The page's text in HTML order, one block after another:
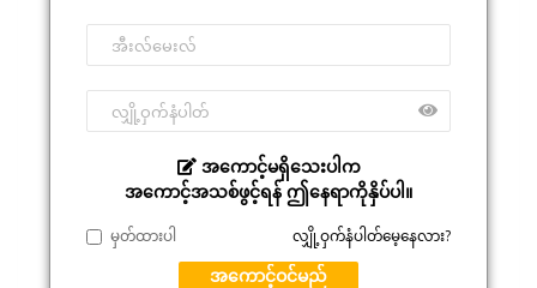
အကောင့်မရှိသေးပါက
အကောင့်အသစ်ဖွင့်ရန် ဤနေရာကိုနှိပ်ပါ။
မှတ်ထားပါ လျှို့ဝှက်နံပါတ်မေ့နေလား?
အကောင့်ဝင်မည်